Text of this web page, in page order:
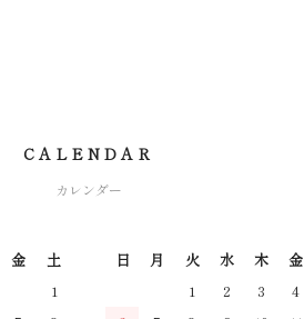
CALENDAR
カレンダー
金
土
1
日 月 火 水 木 金
1
2 3 4